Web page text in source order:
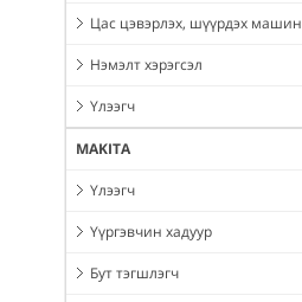
Цас цэвэрлэх, шүүрдэх машин
Нэмэлт хэрэгсэл
Үлээгч
MAKITA
Үлээгч
Үүргэвчин хадуур
Бут тэгшлэгч